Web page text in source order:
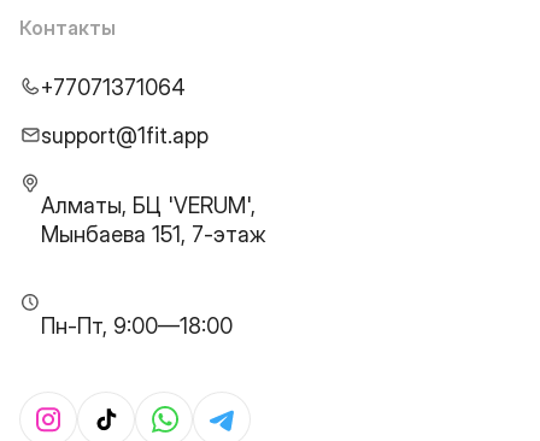
Контакты
+77071371064
support@1fit.app
Алматы, БЦ 'VERUM',
Мынбаева 151, 7-этаж
Пн-Пт, 9:00—18:00